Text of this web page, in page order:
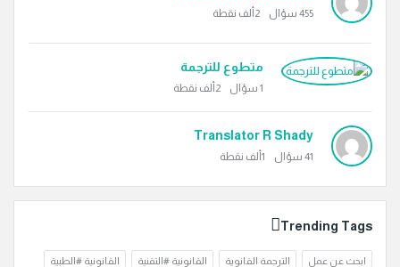
455 سؤال 2ألف نقطة
متطوع للترجمة
1 سؤال 2ألف نقطة
Translator R Shady
41 سؤال 1ألف نقطة
Trending Tags
ابحث عن عمل الترجمة القانوية القانونية #التقنية القانونية #الطبية